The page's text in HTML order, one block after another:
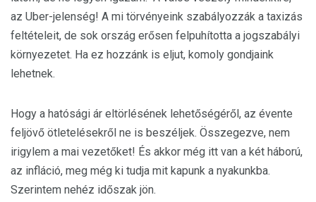
az Uber-jelenség! A mi törvényeink szabályozzák a taxizás
feltételeit, de sok ország erősen felpuhította a jogszabályi
környezetet. Ha ez hozzánk is eljut, komoly gondjaink
lehetnek.
Hogy a hatósági ár eltörlésének lehetőségéről, az évente
feljövő ötletelésekről ne is beszéljek. Összegezve, nem
irigylem a mai vezetőket! És akkor még itt van a két háború,
az infláció, meg még ki tudja mit kapunk a nyakunkba.
Szerintem nehéz időszak jön.